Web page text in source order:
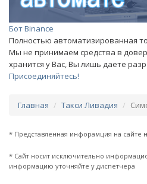
Бот Binance
Полностью автоматизированная
Мы не принимаем средства в
хранится у Вас, Вы лишь даете
Присоединяйтесь!
Главная Такси Ливадия
* Представленная инфорамция на сайте
* Сайт носит исключительно
информацию уточняйте у диспетчера